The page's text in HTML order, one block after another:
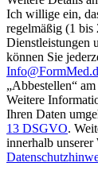
Ich willige ein,
regelmäßig (1 bis
Dienstleistungen
können Sie
„Abbestellen“
Weitere
Ihren Daten
13 DSGVO.
innerhalb unserer